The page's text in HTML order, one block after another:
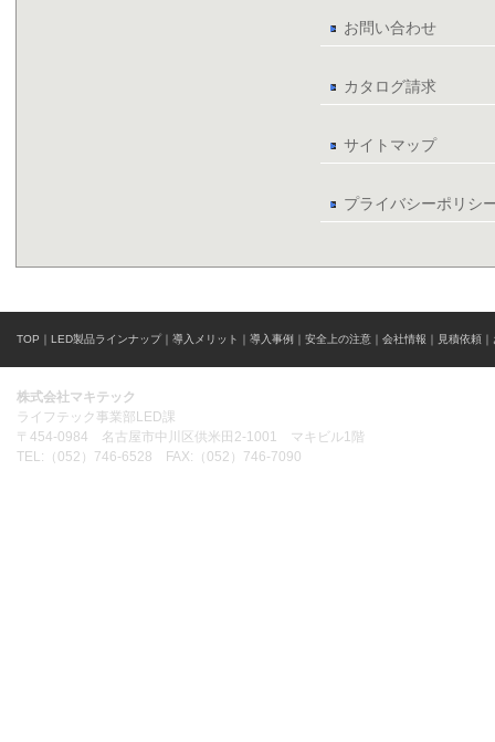
お問い合わせ
カタログ請求
サイトマップ
プライバシーポリシ
TOP ｜ LED製品ラインナップ｜ 導入メリット ｜ 導入事例 ｜ 安全上の注意 ｜ 会社情報 ｜ 見積依頼 ｜
株式会社マキテック
ライフテック事業部LED課
〒454-0984 名古屋市中川区供米田2-1001 マキビル1階
TEL:（052）746-6528 FAX:（052）746-7090